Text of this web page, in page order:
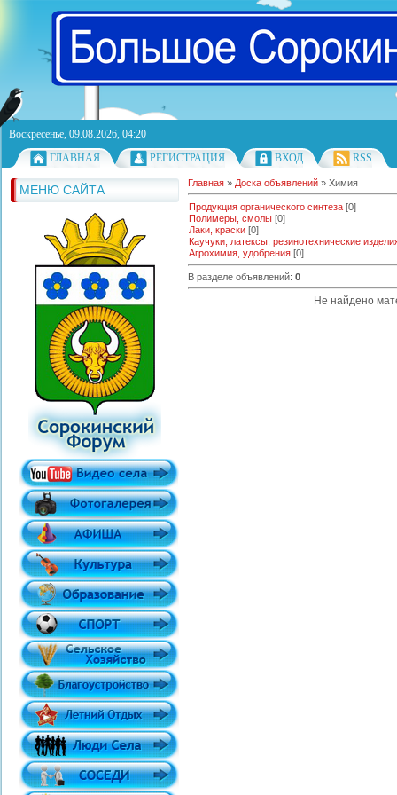
Воскресенье, 09.08.2026, 04:20
ГЛАВНАЯ
РЕГИСТРАЦИЯ ВХОД RSS
МЕНЮ САЙТА Главная » Доска объявлений » Химия
Продукция органического синтеза [0]
Полимеры, смолы [0]
Лаки, краски [0]
Каучуки, латексы, резинотехнические
Агрохимия, удобрения [0]
В разделе объявлений: 0
Не найдено